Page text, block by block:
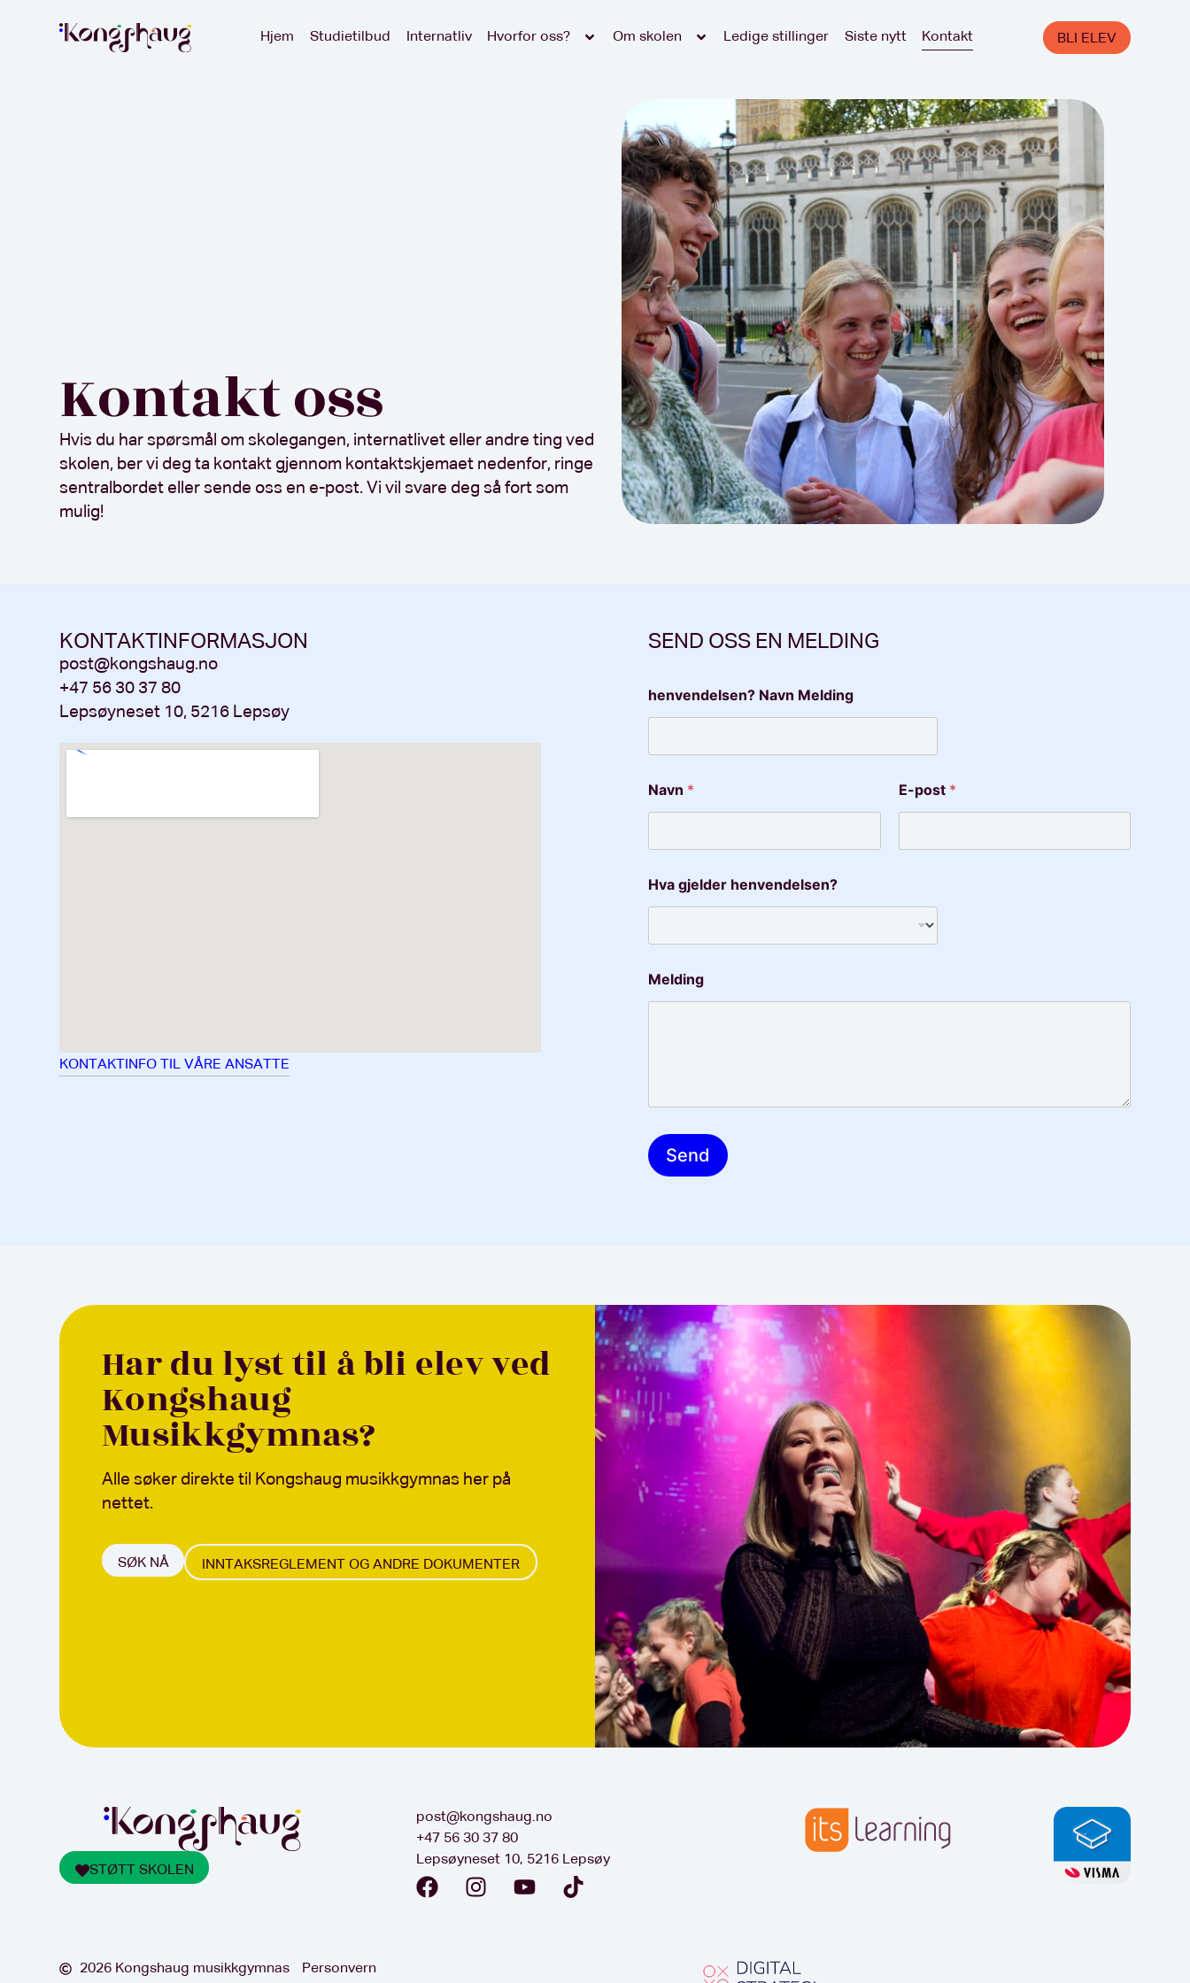
Hjem Studietilbud Internatliv Hvorfor oss? Om skolen Ledige stillinger Siste nytt Kontakt BLI ELEV
Kontakt oss
Hvis du har spørsmål om skolegangen, internatlivet eller andre ting ved
skolen, ber vi deg ta kontakt gjennom kontaktskjemaet nedenfor, ringe
sentralbordet eller sende oss en e-post. Vi vil svare deg så fort som
mulig!
KONTAKTINFORMASJON
post@kongshaug.no
+47 56 30 37 80
Lepsøyneset 10, 5216 Lepsøy
KONTAKTINFO TIL VÅRE ANSATTE
SEND OSS EN MELDING
henvendelsen? Navn Melding
Navn * E-post *
Hva gjelder henvendelsen?
Melding
Send
Har du lyst til å bli elev ved
Kongshaug
Musikkgymnas?
Alle søker direkte til Kongshaug musikkgymnas her på
nettet.
SØK NÅ INNTAKSREGLEMENT OG ANDRE DOKUMENTER
STØTT SKOLEN
post@kongshaug.no
+47 56 30 37 80
Lepsøyneset 10, 5216 Lepsøy
2026 Kongshaug musikkgymnas Personvern